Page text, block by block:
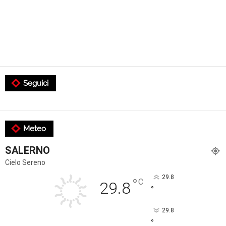
Seguici
Meteo
SALERNO
Cielo Sereno
29.8°C 29.8
°
29.8
°